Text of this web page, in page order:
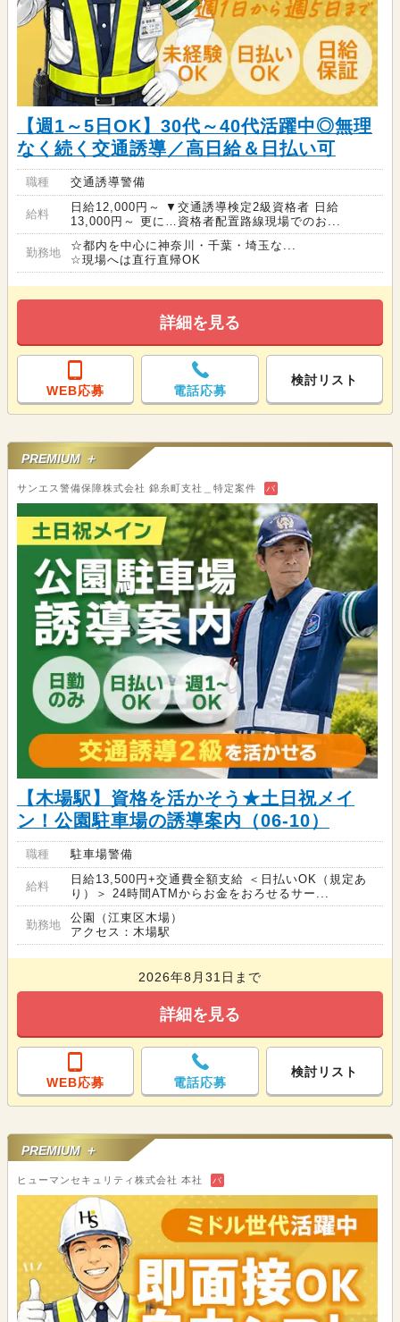
【週1～5日OK】30代～40代活躍中◎無理
なく続く交通誘導／高日給＆日払い可
職種 交通誘導警備
給料
日給12,000円～ ▼交通誘導検定2級資格者 日給
13,000円～ 更に…資格者配置路線現場でのお...
勤務地
☆都内を中心に神奈川・千葉・埼玉な...
☆現場へは直行直帰OK
詳細を見る
WEB応募 電話応募
検討リスト
PREMIUM ＋
サンエス警備保障株式会社 錦糸町支社＿特定案件 バ
【木場駅】資格を活かそう★土日祝メイ
ン！公園駐車場の誘導案内（06-10）
職種 駐車場警備
給料
日給13,500円+交通費全額支給 ＜日払いOK（規定あ
り）＞ 24時間ATMからお金をおろせるサー...
勤務地
公園（江東区木場）
アクセス：木場駅
2026年8月31日まで
詳細を見る
WEB応募 電話応募
検討リスト
PREMIUM ＋
ヒューマンセキュリティ株式会社 本社 バ